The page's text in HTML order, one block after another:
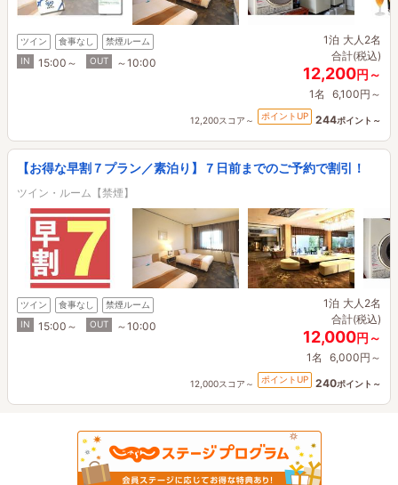
ツイン 食事なし
禁煙ルーム
IN
15:00～ OUT ～10:00
1泊 大人2名
合計(税込)
12,200円～
1名 6,100円～
12,200スコア～ ポイントUP 244ポイント～
【お得な早割７プラン／素泊り】７日前までのご予約で割引！
ツイン・ルーム【禁煙】
ツイン 食事なし
禁煙ルーム
IN
15:00～ OUT ～10:00
1泊 大人2名
合計(税込)
12,000円～
1名 6,000円～
12,000スコア～ ポイントUP 240ポイント～